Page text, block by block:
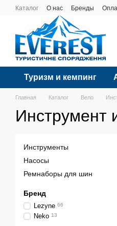
Перейти к основному контенту
Каталог О нас Бренды
Туризм и кемпинг
Главная Каталог Вело
Инструмент
Инструменты
Насосы
Ремнаборы для шин
Бренд
Lezyne 66
Neko 13